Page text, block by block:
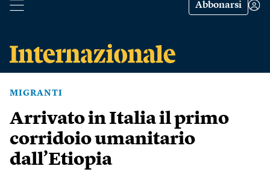
Abbonarsi
MIGRANTI
Arrivato in Italia il primo
corridoio umanitario
dall’Etiopia